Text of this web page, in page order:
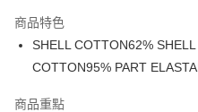
AlipayHK
WeChat Pay
商品特色
SHELL COTTON62%
COTTON95% PART
商品重點